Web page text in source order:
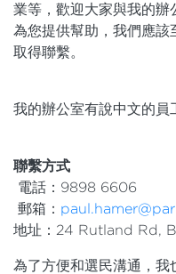
業等，歡迎大家與我的辦
為您提供幫助，我們應該
取得聯繫。
我的辦公室有說中文的員
聯繫方式
電話：9898 6606
郵箱：
地址：24 Rutland Rd,
為了方便和選民溝通，我